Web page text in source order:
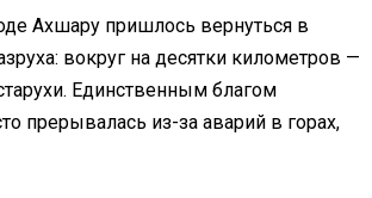
Ахшару пришлось вернуться в
вокруг на десятки километров —
Единственным благом
прерывалась из-за аварий в горах,